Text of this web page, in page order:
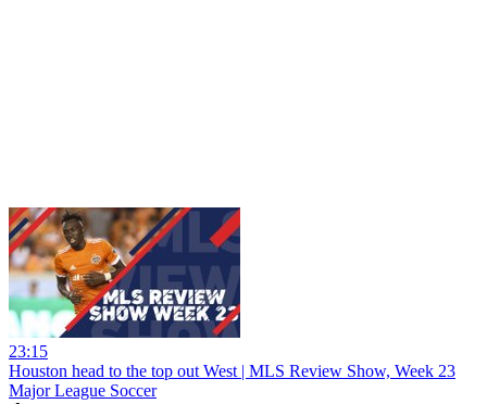
23:15
Houston head to the top out West | MLS Review Show, Week 23
Major League Soccer